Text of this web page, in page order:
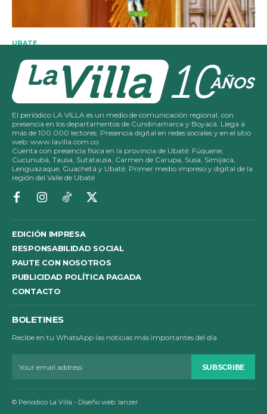
El periódico LA VILLA es un medio de comunicación regional, con
presencia en los departamentos de Cundinamarca y Boyacá. Llega a
más de 100.000 lectores. Presencia digital en redes sociales y en el sitio
web: www.lavilla.com.co.
Cuenta con presencia física en la provincia de Ubaté: Fúquene,
Cucunubá, Tausa, Sutatausa, Carmen de Carupa, Susa, Simijaca,
Lenguazaque, Guachetá y Ubaté. Primer medio impreso y digital de la
región del Valle de Ubaté
EDICIÓN IMPRESA
RESPONSABILIDAD SOCIAL
PAUTE CON NOSOTROS
PUBLICIDAD POLÍTICA PAGADA
CONTACTO
BOLETINES
Recibe en tu WhatsApp las noticias más importantes del día
SUBSCRIBE
© Periodico La Villa - Diseño web: lanzer